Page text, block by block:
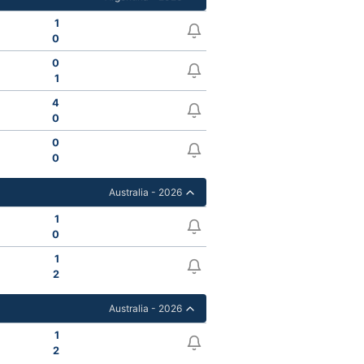
1
0
0
1
4
0
0
0
Australia - 2026
1
0
1
2
Australia - 2026
1
2